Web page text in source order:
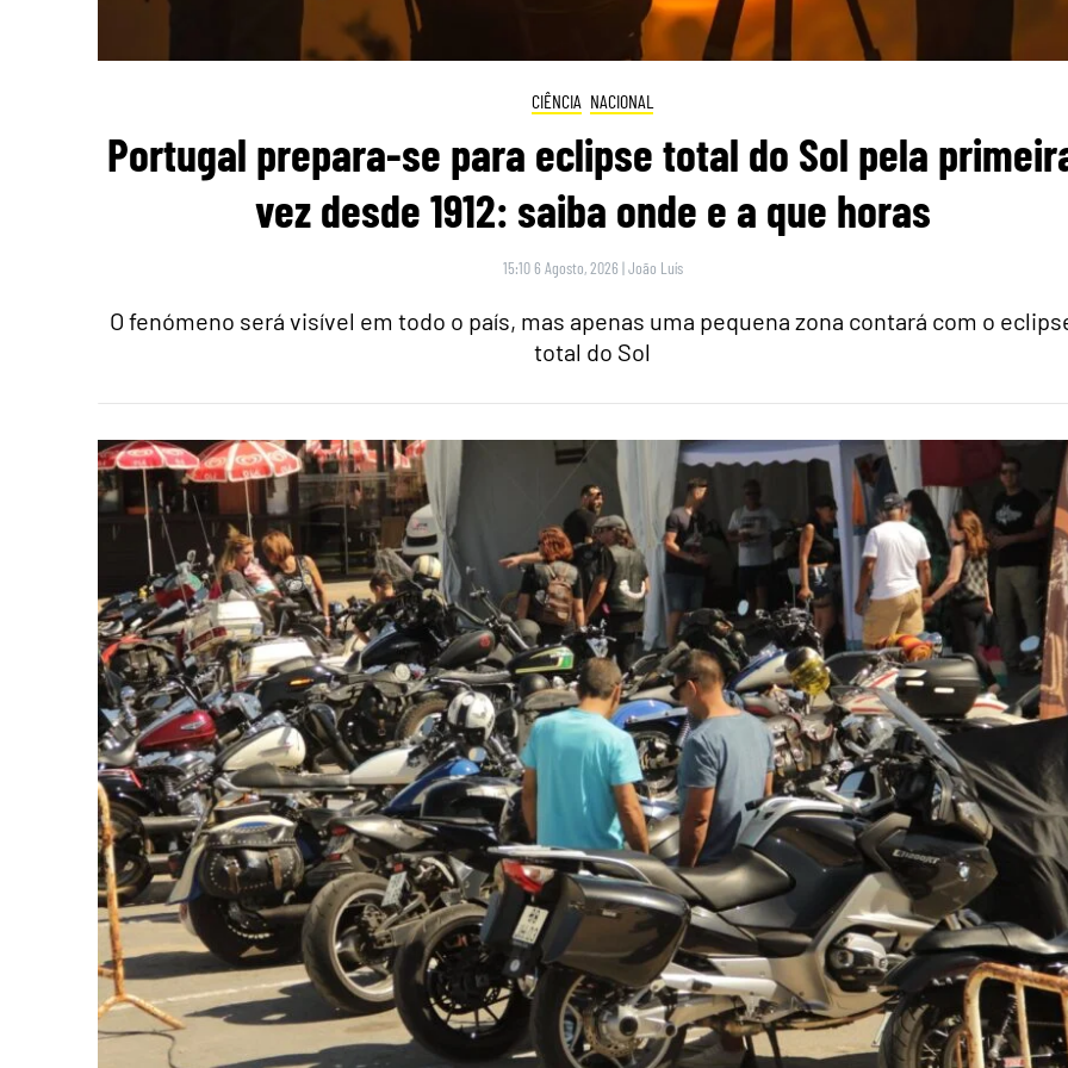
CIÊNCIA NACIONAL
Portugal prepara-se para eclipse total do Sol pela
vez desde 1912: saiba onde e a que horas
15:10 6 Agosto, 2026 |João Luís
O fenómeno será visível em todo o país, mas apenas uma pequena zona contará com o
total do Sol